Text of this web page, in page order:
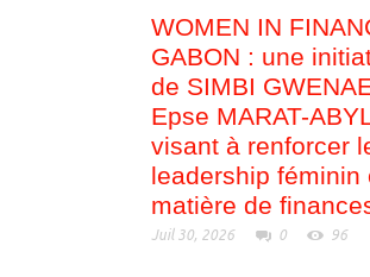
WOMEN IN
GABON : une
de SIMBI
Epse MARAT-
visant à renforcer
leadership féminin
matière de
Juil 30, 2026 0 96